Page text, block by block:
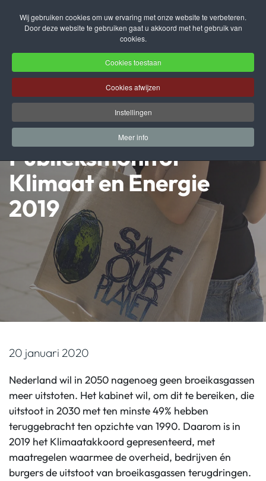
Wij gebruiken cookies om uw ervaring met onze website te verbeteren.
Door deze website te gebruiken gaat u akkoord met het gebruik van
cookies.
Cookies toestaan
Cookies afwijzen
Instellingen
Meer info
Terug naar hoofdinhoud
Publieksmonitor
Klimaat en Energie
2019
20 januari 2020
Nederland wil in 2050 nagenoeg geen broeikasgassen
meer uitstoten. Het kabinet wil, om dit te bereiken, die
uitstoot in 2030 met ten minste 49% hebben
teruggebracht ten opzichte van 1990. Daarom is in
2019 het Klimaatakkoord gepresenteerd, met
maatregelen waarmee de overheid, bedrijven én
burgers de uitstoot van broeikasgassen terugdringen.